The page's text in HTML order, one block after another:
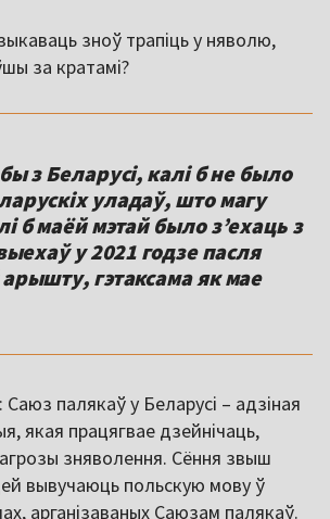
зноў трапіць у няволю,
за кратамі?
з Беларусі, калі б не было
уладаў, што магу
б маёй мэтай было з’ехаць з
у 2021 годзе пасля
гэтаксама як мае
Саюз палякаў у Беларусі – адзіная
якая працягвае дзейнічаць,
зняволення. Сёння звыш
вывучаюць польскую мову ў
арганізаваных Саюзам палякаў.